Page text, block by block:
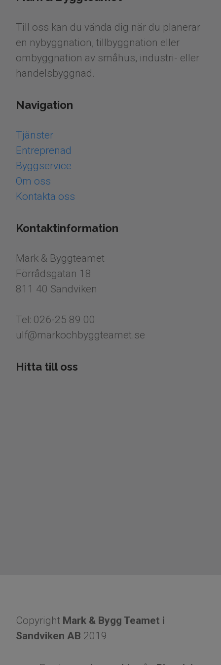
Till oss kan du vända dig när du planerar
en nybyggnation, tillbyggnation eller
ombyggnation av småhus, industri- eller
handelsbyggnad.
Navigation
Tjänster
Entreprenad
Byggservice
Om oss
​​​​​​​Kontakta oss
Kontaktinformation
Mark & Byggteamet
Förrådsgatan 18
811 40 Sandviken
Tel: 026-25 89 00
​​​​​​​ulf@markochbyggteamet.se
Hitta till oss
Copyright Mark & Bygg Teamet i
Sandviken AB 2019